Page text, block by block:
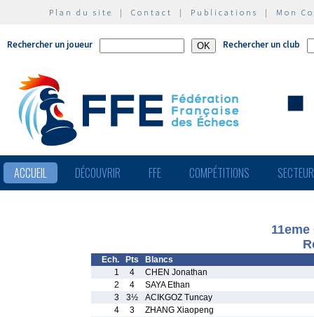
Plan du site | Contact | Publications | Mon
Rechercher un joueur Rechercher un club
ACCUEIL DÉCOUVRIR FFE COMPÉTITIONS
Ech. Pts
Blancs
1
4
CHEN Jonathan
2
4
SAYA Ethan
3
3½
ACIKGOZ Tuncay
4
3
ZHANG Xiaopeng